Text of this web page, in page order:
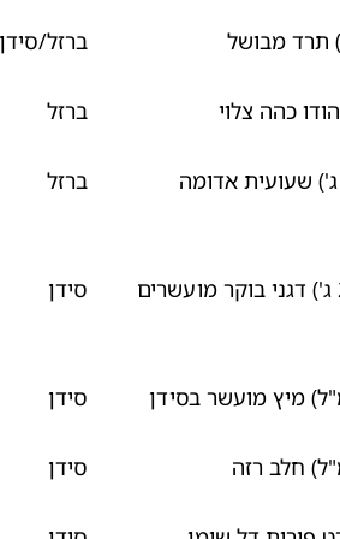
ברזל/סידן
כהה צלוי ברזל
כוס (88.5 ג') שעועית אדומה ברזל
1 כוס (20-60 ג') דגני בוקר מועשרים סידן
סידן
סידן